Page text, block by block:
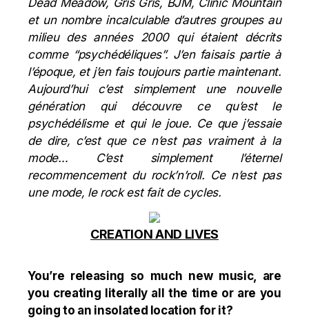
Dead Meadow, Gris Gris, BJM, Clinic Mountain
et un nombre incalculable d’autres groupes au
milieu des années 2000 qui étaient décrits
comme “psychédéliques”. J’en faisais partie à
l’époque, et j’en fais toujours partie maintenant.
Aujourd’hui c’est simplement une nouvelle
génération qui découvre ce qu’est le
psychédélisme et qui le joue. Ce que j’essaie
de dire, c’est que ce n’est pas vraiment à la
mode… C’est simplement l’éternel
recommencement du rock’n’roll. Ce n’est pas
une mode, le rock est fait de cycles.
CREATION AND LIVES
You’re releasing so much new music, are
you creating literally all the time or are you
going to an insolated location for it?